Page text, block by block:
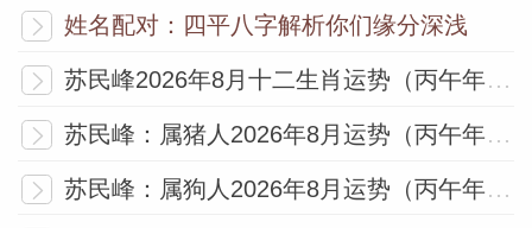
姓名配对：四平八字解析你们缘分深浅
苏民峰2026年8月十二生肖运势（丙午年丙申月）
苏民峰：属猪人2026年8月运势（丙午年丙申月）
苏民峰：属狗人2026年8月运势（丙午年丙申月）